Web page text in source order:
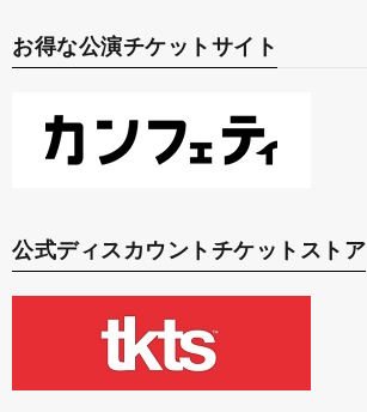
お得な公演チケットサイト
公式ディスカウントチケットストア